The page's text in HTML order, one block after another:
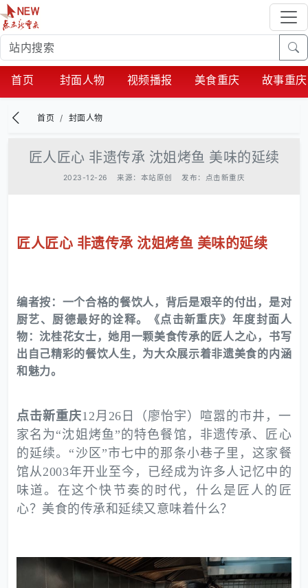
首页 封面人物 视频播报 美食重庆 故事重庆
首页 封面人物
匠人匠心 非遗传承 沈姐烤鱼 美味的延续
2023-12-26 来源：本站原创 发布：点击新重庆
匠人匠心 非遗传承 沈姐烤鱼 美味的延续
编者按：一个合格的餐饮人，背后是艰辛的付出，是对
厨艺、厨德最好的诠释。《点击新重庆》年度封面人
物：沈桂花女士，她用一颗美食传承的匠人之心，书写
出自己精彩的餐饮人生，为大众展示着非遗美食的内涵
和魅力。
点击新重庆12月26日（廖怡宇）喧嚣的市井，一
家名为“沈姐烤鱼”的特色餐馆，非遗传承、匠心
的延续。“沙区”市七中的那条小巷子里，这家餐
馆从2003年开业至今，已经成为许多人记忆中的
味道。在这个快节奏的时代，什么是匠人的匠
心？美食的传承和延续又意味着什么？